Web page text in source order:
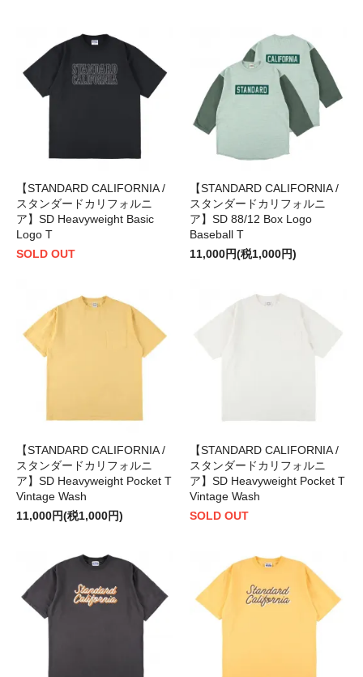
【STANDARD CALIFORNIA /
スタンダードカリフォルニ
ア】SD Heavyweight Basic
Logo T
SOLD OUT
【STANDARD CALIFORNIA /
スタンダードカリフォルニ
ア】SD 88/12 Box Logo
Baseball T
11,000円(税1,000円)
【STANDARD CALIFORNIA /
スタンダードカリフォルニ
ア】SD Heavyweight Pocket T
Vintage Wash
11,000円(税1,000円)
【STANDARD CALIFORNIA /
スタンダードカリフォルニ
ア】SD Heavyweight Pocket T
Vintage Wash
SOLD OUT